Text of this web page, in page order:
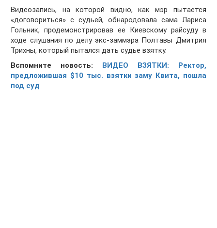
Видеозапись, на которой видно, как мэр пытается
«договориться» с судьей, обнародовала сама Лариса
Гольник, продемонстрировав ее Киевскому райсуду в
ходе слушания по делу экс-заммэра Полтавы Дмитрия
Трихны, который пытался дать судье взятку.
Вспомните новость: ВИДЕО ВЗЯТКИ: Ректор,
предложившая $10 тыс. взятки заму Квита, пошла
под суд